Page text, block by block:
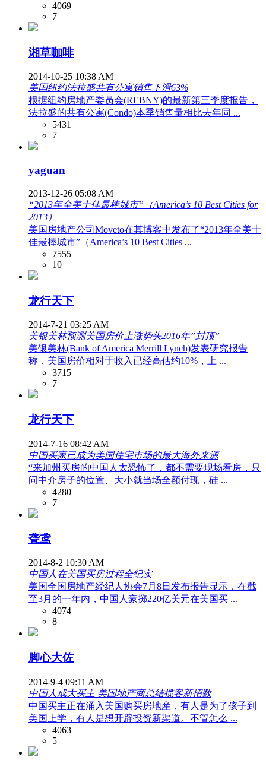
4069
7
湘草咖啡
2014-10-25 10:38 AM
美国纽约法拉盛共有公寓销售下滑63%
根据纽约房地产委员会(REBNY)的最新第三季度报告，
法拉盛的共有公寓(Condo)本季销售量相比去年同 ...
5431
7
yaguan
2013-12-26 05:08 AM
“2013年全美十佳最棒城市”（America’s 10 Best Cities for
2013）
美国房地产公司Moveto在其博客中发布了“2013年全美十
佳最棒城市”（America’s 10 Best Cities ...
7555
10
龙行天下
2014-7-21 03:25 AM
美银美林预测美国房价上涨势头2016年”封顶”
美银美林(Bank of America Merrill Lynch)发表研究报告
称，美国房价相对于收入已经高估约10%，上 ...
3715
7
龙行天下
2014-7-16 08:42 AM
中国买家已成为美国住宅市场的最大海外来源
“来加州买房的中国人太恐怖了，都不需要现场看房，只
问中介房子的位置、大小就当场全额付现，硅 ...
4280
7
聋鸢
2014-8-2 10:30 AM
中国人在美国买房过程全纪实
美国全国房地产经纪人协会7月8日发布报告显示，在截
至3月的一年内，中国人豪掷220亿美元在美国买 ...
4074
8
脚心大佐
2014-9-4 09:11 AM
中国人成大买主 美国地产商总结揽客新招数
中国买主正在涌入美国购买房地産，有人是为了孩子到
美国上学，有人是想开辟投资新渠道。不管怎么 ...
4063
5